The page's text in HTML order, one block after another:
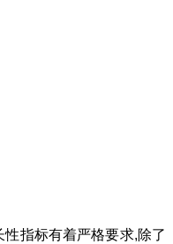
指标有着严格要求,除了